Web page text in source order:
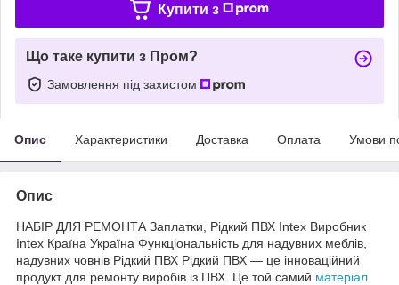
Купити з
Що таке купити з Пром?
Замовлення під захистом
Опис Характеристики Доставка Оплата Умови
Опис
НАБІР ДЛЯ РЕМОНТА Заплатки, Рідкий ПВХ Intex Виробник
Intex Країна Україна Функціональність для надувних меблів,
надувних човнів Рідкий ПВХ Рідкий ПВХ — це інноваційний
продукт для ремонту виробів із ПВХ. Це той самий матеріал